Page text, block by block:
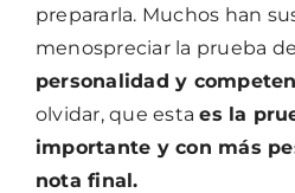
prepararla. Muchos han
menospreciar la prueba
personalidad y
olvidar, que estaes la
importante y con más
nota final.